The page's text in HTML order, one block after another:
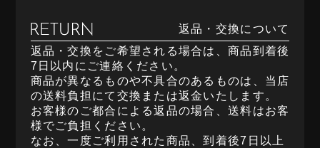
返品・交換について
返品・交換をご希望される場合は、商品到着後
7日以内にご連絡ください。
商品が異なるものや不具合のあるものは、当店
の送料負担にて交換または返金いたします。
お客様のご都合による返品の場合、送料はお客
様でご負担ください。
なお、一度ご利用された商品、到着後7日以上